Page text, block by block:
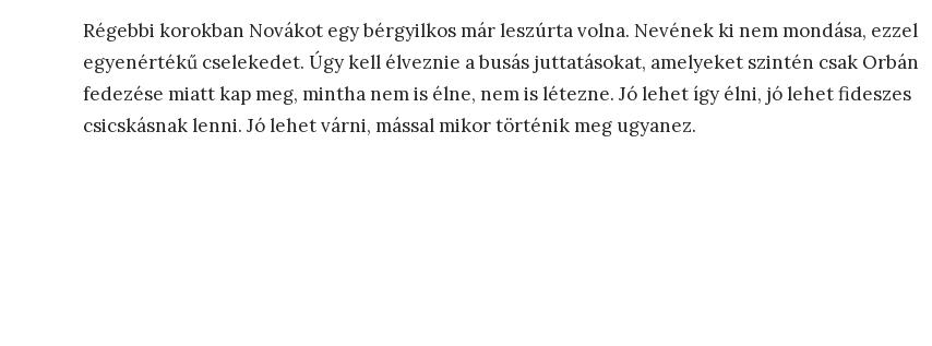
Régebbi korokban Novákot egy bérgyilkos már leszúrta volna. Nevének ki nem mondása, ezzel
egyenértékű cselekedet. Úgy kell élveznie a busás juttatásokat, amelyeket szintén csak Orbán
fedezése miatt kap meg, mintha nem is élne, nem is létezne. Jó lehet így élni, jó lehet fideszes
csicskásnak lenni. Jó lehet várni, mással mikor történik meg ugyanez.